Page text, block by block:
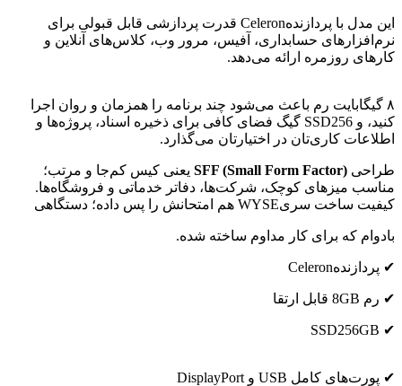
این مدل با پردازندهCeleron قدرت پردازشی قابل قبولی برای
نرم‌افزارهای حسابداری، آفیس، مرور وب، کلاس‌های آنلاین و
کارهای روزمره ارائه می‌دهد.
۸ گیگابایت رم باعث می‌شود چند برنامه را همزمان و روان اجرا
کنید، و SSD256 گیگ فضای کافی برای ذخیره اسناد، پروژه‌ها و
اطلاعات کاری‌تان در اختیارتان می‌گذارد.
طراحی SFF (Small Form Factor) یعنی کیس کم‌جا و مرتب؛
مناسب میزهای کوچک، شرکت‌ها، دفاتر خدماتی و فروشگاه‌ها.
کیفیت ساخت سریWYSE هم امتحانش را پس داده؛ دستگاهی
بادوام که برای کار مداوم ساخته شده.
✔ پردازندهCeleron
✔ رم 8GB قابل ارتقا
✔ SSD256GB
✔ پورت‌های کامل USB و DisplayPort